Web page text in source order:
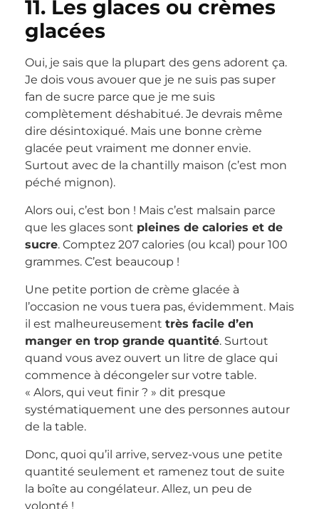
11. Les glaces ou crèmes
glacées
Oui, je sais que la plupart des gens adorent ça.
Je dois vous avouer que je ne suis pas super
fan de sucre parce que je me suis
complètement déshabitué. Je devrais même
dire désintoxiqué. Mais une bonne crème
glacée peut vraiment me donner envie.
Surtout avec de la chantilly maison (c’est mon
péché mignon).
Alors oui, c’est bon ! Mais c’est malsain parce
que les glaces sont pleines de calories et de
sucre. Comptez 207 calories (ou kcal) pour 100
grammes. C’est beaucoup !
Une petite portion de crème glacée à
l’occasion ne vous tuera pas, évidemment. Mais
il est malheureusement très facile d’en
manger en trop grande quantité. Surtout
quand vous avez ouvert un litre de glace qui
commence à décongeler sur votre table.
« Alors, qui veut finir ? » dit presque
systématiquement une des personnes autour
de la table.
Donc, quoi qu’il arrive, servez-vous une petite
quantité seulement et ramenez tout de suite
la boîte au congélateur. Allez, un peu de
volonté !